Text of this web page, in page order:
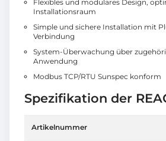
Flexibles und modulares Design,
Installationsraum
Simple und sichere Installation mit
Verbindung
System-Überwachung über
Anwendung
Modbus TCP/RTU Sunspec konform
Spezifikation der
Artikelnummer